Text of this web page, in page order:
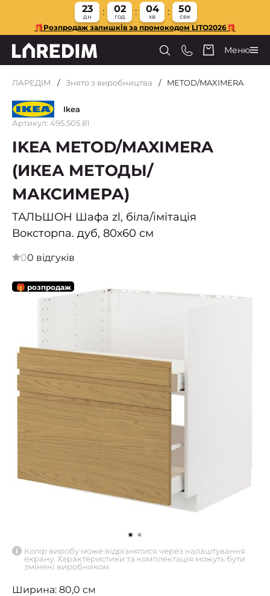
23
дн
02
год
04
хв
49
сек
🎁Розпродаж залишків за промокодом LITO2026🎁
Меню
ЛАРЕДІМ Знято з виробництва METOD/MAXIMERA
Ikea
Артикул: 495.505.81
IKEA METOD/MAXIMERA
(ИКЕА МЕТОДЫ/
МАКСИМЕРА)
ТАЛЬШОН Шафа zl, біла/імітація
Воксторпа. дуб, 80х60 см
00 відгуків
🎁 розпродаж
Колір виробу може відрізнятися через налаштування
екрану. Характеристики та комплектація можуть бути
змінені виробником
Ширина: 80,0 см